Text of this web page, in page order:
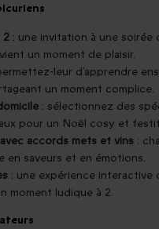
2 : une invitation à une soirée
un moment de plaisir.
leur d’apprendre
un moment complice.
: sélectionnez des
pour un Noël cosy et
accords mets et vins :
en saveurs et en émotions.
: une expérience interactive
moment ludique à 2.